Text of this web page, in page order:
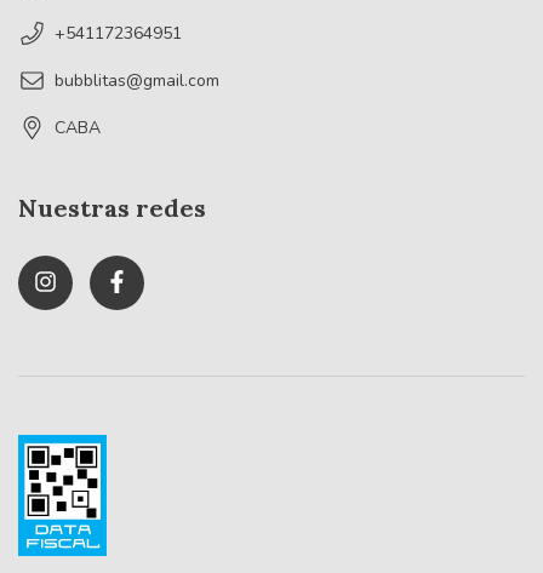
+541172364951
bubblitas@gmail.com
CABA
Nuestras redes